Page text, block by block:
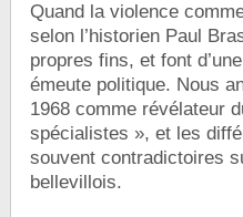
Quand la violence
selon l’historien Paul
propres fins, et font
émeute politique. Nous
1968 comme révélateur
spécialistes », et les
souvent contradictoires
bellevillois.